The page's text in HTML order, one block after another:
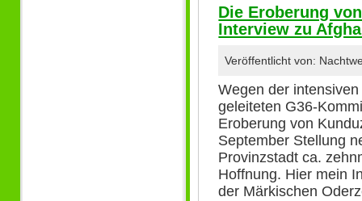
Die Eroberung
Interview zu
Veröffentlicht von:
Wegen der
geleiteten G36-
Eroberung von
September Stellung
Provinzstadt ca.
Hoffnung. Hier mein
der Märkischen